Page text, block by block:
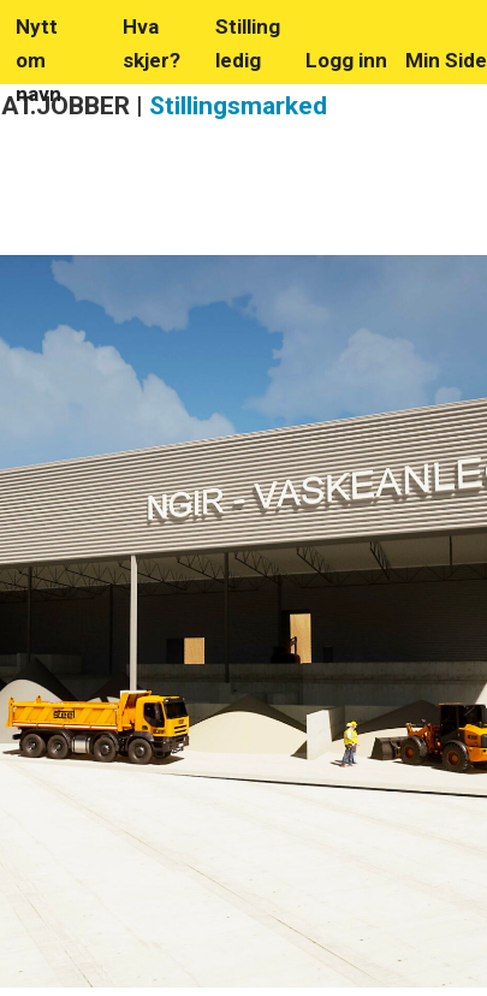
Nytt
om
navn
Hva
skjer?
Stilling
ledig
Logg inn Min Side
AT.JOBBER | Stillingsmarked